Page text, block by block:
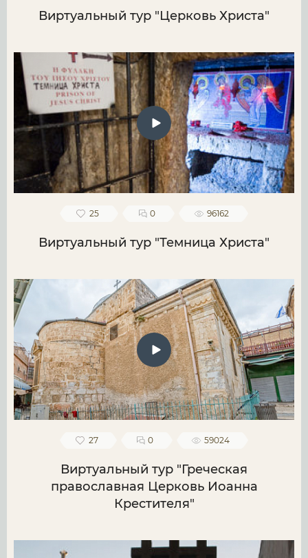
Виртуальный тур "Церковь Христа"
25 0 96162
Виртуальный тур "Темница Христа"
27 0 59024
Виртуальный тур "Греческая
православная Церковь Иоанна
Крестителя"